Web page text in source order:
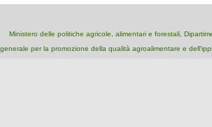
Ministero delle politiche agricole, alimentari e forestali,
per la promozione della qualità agroalimentare e